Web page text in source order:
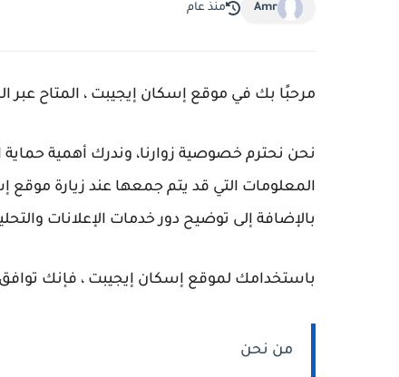
Amr منذ عام
مرحبًا بك في موقع إسكان إيجيبت ، المتاح عبر
نحن نحترم خصوصية زوارنا، وندرك أهمية
المعلومات التي قد يتم جمعها عند زيارة موقع
بالإضافة إلى توضيح دور خدمات الإعلانات
باستخدامك لموقع إسكان إيجيبت ، فإنك
من نحن